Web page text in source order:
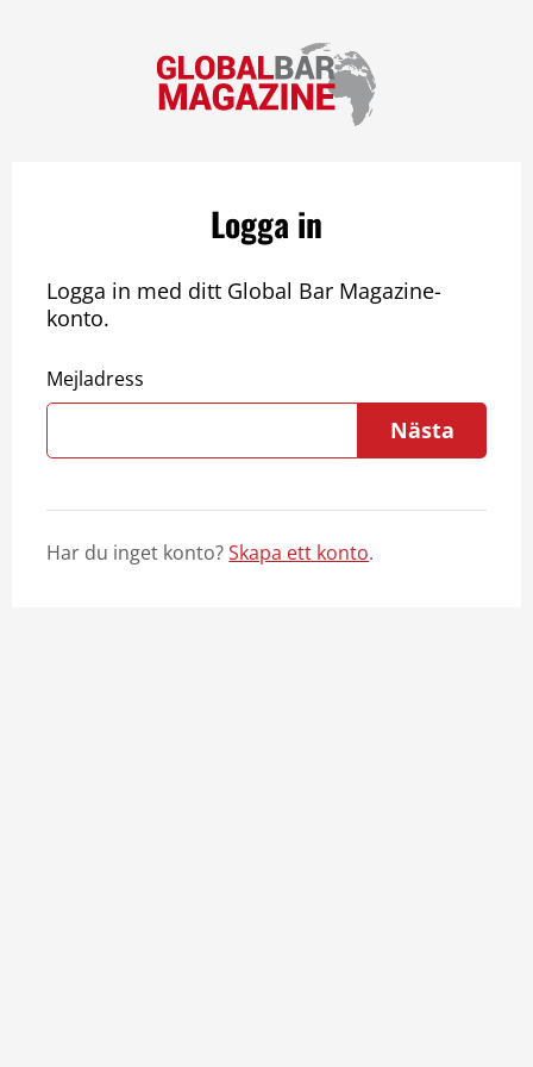
Logga in
Logga in med ditt Global Bar Magazine-
konto.
Mejladress
Nästa
Har du inget konto?Skapa ett konto.